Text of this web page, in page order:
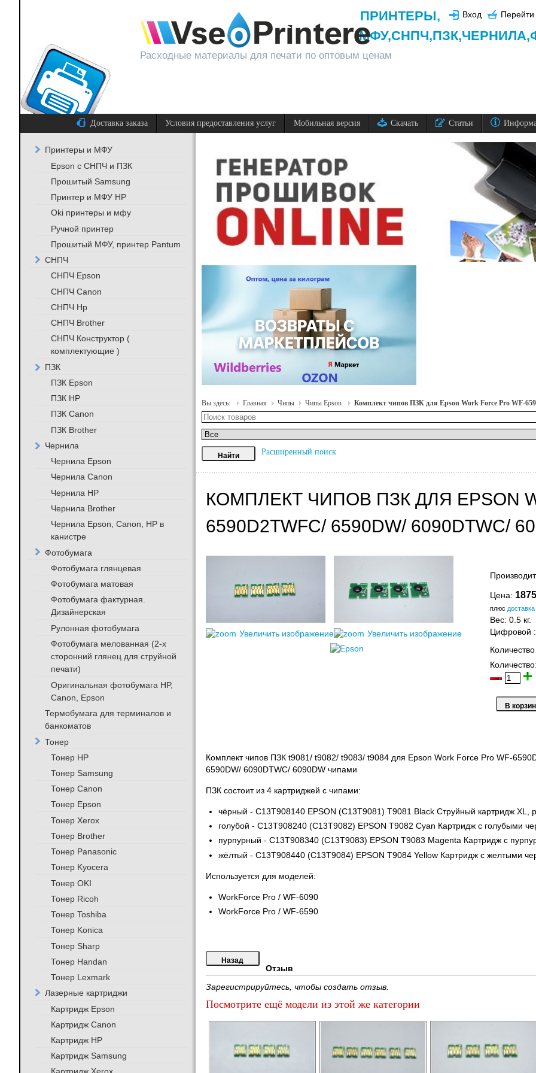
Расходные материалы для печати по оптовым ценам
Вход Перейти
ПРИНТЕРЫ,
МФУ,СНПЧ,ПЗК,ЧЕРНИЛА,
Доставка заказа Условия предоставления услуг Мобильная версия Скачать Статьи
Вы здесь: Главная Чипы Чипы Epson Комплект чипов ПЗК для Epson Work Force Pro WF-
Расширенный поиск
КОМПЛЕКТ ЧИПОВ ПЗК ДЛЯ EPSON
6590D2TWFC/ 6590DW/ 6090DTWC/
Увеличить изображение Увеличить изображение
Цена:
плюс доставка
Вес: 0.5 кг.
Цифровой
Комплект чипов ПЗК t9081/ t9082/ t9083/ t9084 для Epson Work Force Pro WF-
6590DW/ 6090DTWC/ 6090DW чипами
ПЗК состоит из 4 картриджей с чипами:
чёрный - C13T908140 EPSON (C13T9081) T9081 Black Струйный картридж XL,
голубой - C13T908240 (C13T9082) EPSON T9082 Cyan Картридж с голубыми
пурпурный - C13T908340 (C13T9083) EPSON T9083 Magenta Картридж с
жёлтый - C13T908440 (C13T9084) EPSON T9084 Yellow Картридж с желтыми
Используется для моделей:
WorkForce Pro / WF-6090
WorkForce Pro / WF-6590
Отзыв
Зарегистрируйтесь, чтобы создать отзыв.
Посмотрите ещё модели из этой же категории
Принтеры и МФУ
Epson с СНПЧ и ПЗК
Прошитый Samsung
Принтер и МФУ HP
Oki принтеры и мфу
Ручной принтер
Прошитый МФУ, принтер Pantum
СНПЧ
СНПЧ Epson
СНПЧ Canon
СНПЧ Hp
СНПЧ Brother
СНПЧ Конструктор (
комплектующие )
ПЗК
ПЗК Epson
ПЗК HP
ПЗК Canon
ПЗК Brother
Чернила
Чернила Epson
Чернила Canon
Чернила HP
Чернила Brother
Чернила Epson, Canon, HP в
канистре
Фотобумага
Фотобумага глянцевая
Фотобумага матовая
Фотобумага фактурная.
Дизайнерская
Рулонная фотобумага
Фотобумага мелованная (2-х
сторонний глянец для струйной
печати)
Оригинальная фотобумага HP,
Canon, Epson
Термобумага для терминалов и
банкоматов
Тонер
Тонер HP
Тонер Samsung
Тонер Canon
Тонер Epson
Тонер Xerox
Тонер Brother
Тонер Panasonic
Тонер Kyocera
Тонер OKI
Тонер Ricoh
Тонер Toshiba
Тонер Konica
Тонер Sharp
Тонер Handan
Тонер Lexmark
Лазерные картриджи
Картридж Epson
Картридж Canon
Картридж HP
Картридж Samsung